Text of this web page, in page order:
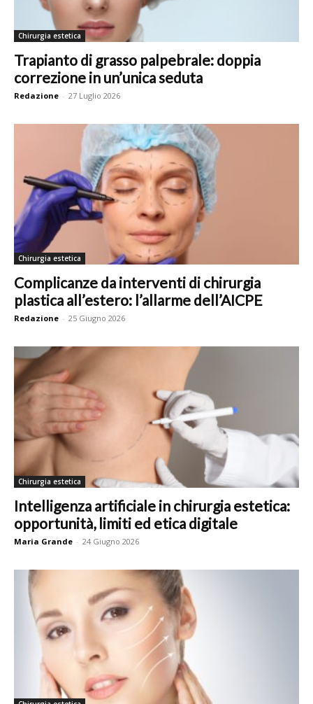
Chirurgia estetica
Trapianto di grasso palpebrale: doppia
correzione in un’unica seduta
Redazione - 27 Luglio 2026
Chirurgia estetica
Complicanze da interventi di chirurgia
plastica all’estero: l’allarme dell’AICPE
Redazione - 25 Giugno 2026
Chirurgia estetica
Intelligenza artificiale in chirurgia estetica:
opportunità, limiti ed etica digitale
Maria Grande - 24 Giugno 2026